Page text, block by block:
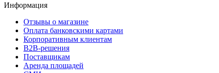
Информация
Отзывы о магазине
Оплата банковскими картами
Корпоративным клиентам
B2B-решения
Поставщикам
Аренда площадей